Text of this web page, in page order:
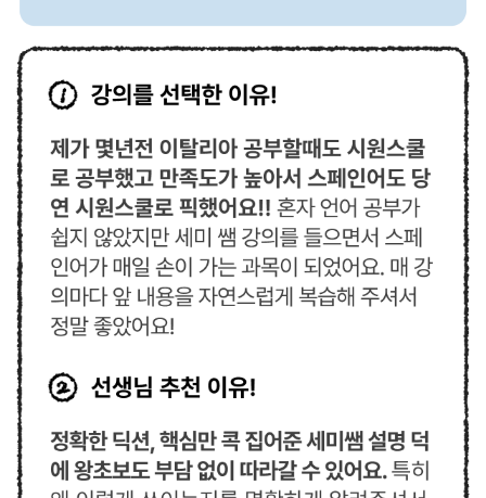
베
스
트
수
강
후
기
당
첨
시
원
하
는
기
프
티
콘
증
정!
TIP
수
강
후
기